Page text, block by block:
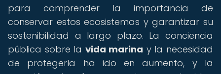
para comprender la importancia de
conservar estos ecosistemas y garantizar su
sostenibilidad a largo plazo. La conciencia
pública sobre la vida marina y la necesidad
de protegerla ha ido en aumento, y la